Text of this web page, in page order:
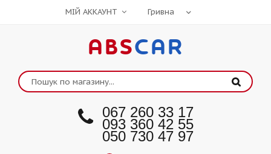
МІЙ АККАУНТ
ABSCAR
067 260 33 17
093 360 42 55
050 730 47 97